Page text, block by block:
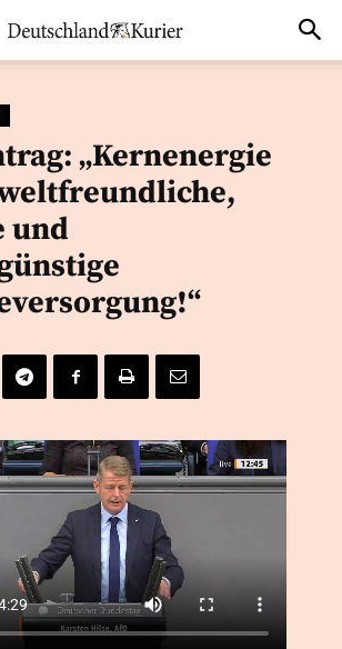
„Kernenergie
und